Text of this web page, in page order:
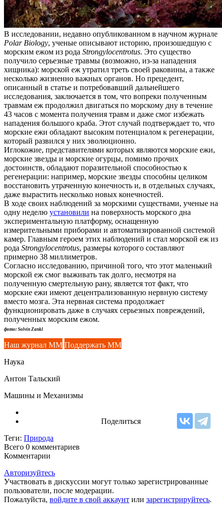
В исследовании, недавно опубликованном в научном журнале
Polar Biology, ученые описывают историю, произошедшую с
морским ежом из рода Strongylocentrotus. Это существо
получило серьезные травмы (возможно, из-за нападения
хищника): морской еж утратил треть своей раковины, а также
несколько жизненно важных органов. Но прецедент,
описанный в статье и потребовавший дальнейшего
исследования, заключается в том, что вопреки полученным
травмам еж продолжил двигаться по морскому дну в течение
43 часов с момента получения травм и даже смог избежать
нападения большого краба. Этот случай подтверждает то, что
морские ежи обладают высоким потенциалом к регенерации,
который развился у них эволюционно.
Иглокожие, представителями которых являются морские ежи,
морские звезды и морские огурцы, помимо прочих
достоинств, обладают поразительной способностью к
регенерации: например, морские звезды способны целиком
восстановить утраченную конечность и, в отдельных случаях,
даже вырастить несколько новых конечностей.
В ходе своих наблюдений за морскими существами, ученые на
одну неделю установили на поверхность морского дна
экспериментальную платформу, оснащенную
измерительными приборами и автоматизированной системой
камер. Главным героем этих наблюдений и стал морской еж из
рода Strongylocentrotus, размеры которого составляют
примерно 38 миллиметров.
Согласно исследованию, причиной того, что этот маленький
морской еж смог выживать так долго, несмотря на
полученную смертельную рану, является тот факт, что
морские ежи имеют децентрализованную нервную систему
вместо мозга. Эта нервная система продолжает
функционировать даже в случаях серьезных повреждений,
полученных морским ежом.
фото: Solvin Zankl
Наш журнал ММ Поддержать ММ
Наука
Антон Тальский
Машины и Механизмы
Поделиться
Теги: Природа
Всего 0 комментариев
Комментарии
Авторизуйтесь
Участвовать в дискуссии могут только зарегистрированные
пользователи, после модерации.
Пожалуйста, войдите в свой аккаунт или зарегистрируйтесь.